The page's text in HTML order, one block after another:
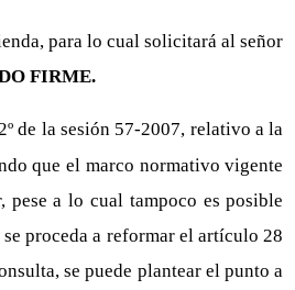
para lo cual solicitará al señor
FIRME.
de la sesión 57-2007, relativo a la
que el marco normativo vigente
a lo cual tampoco es posible
proceda a reformar el artículo 28
se puede plantear el punto a